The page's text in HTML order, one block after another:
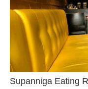
Supanniga Eating